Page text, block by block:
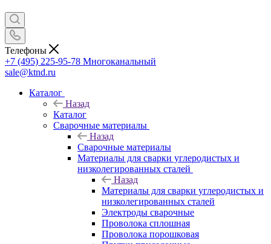
Телефоны
+7 (495) 225-95-78 Многоканальный
sale@ktnd.ru
Каталог
Назад
Каталог
Сварочные материалы
Назад
Сварочные материалы
Материалы для сварки углеродистых и
низколегированных сталей
Назад
Материалы для сварки углеродистых и
низколегированных сталей
Электроды сварочные
Проволока сплошная
Проволока порошковая